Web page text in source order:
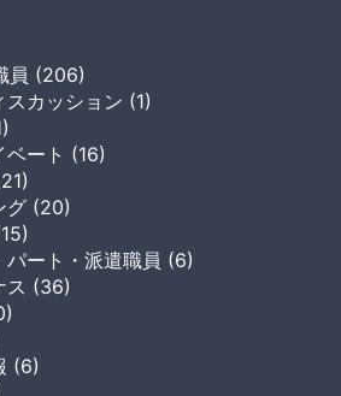
員 (206)
スカッション (1)
ベート (16)
グ (20)
パート・派遣職員 (6)
ス (36)
(6)